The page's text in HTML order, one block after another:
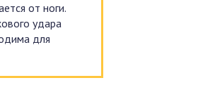
от ноги.
удара
для